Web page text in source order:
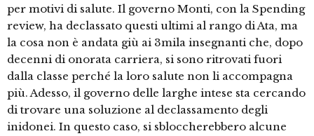
per motivi di salute. Il governo Monti, con la Spending
review, ha declassato questi ultimi al rango di Ata, ma
la cosa non è andata giù ai 3mila insegnanti che, dopo
decenni di onorata carriera, si sono ritrovati fuori
dalla classe perché la loro salute non li accompagna
più. Adesso, il governo delle larghe intese sta cercando
di trovare una soluzione al declassamento degli
inidonei. In questo caso, si sbloccherebbero alcune